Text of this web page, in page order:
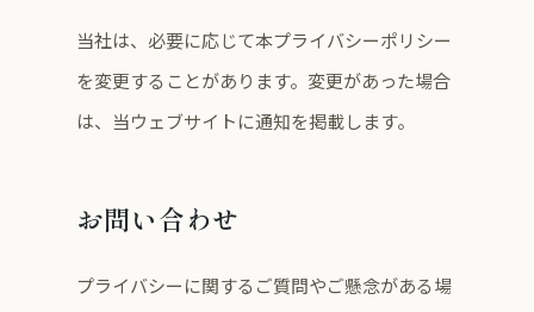
当社は、必要に応じて本プライバシーポリシー
を変更することがあります。変更があった場合
は、当ウェブサイトに通知を掲載します。
お問い合わせ
プライバシーに関するご質問やご懸念がある場